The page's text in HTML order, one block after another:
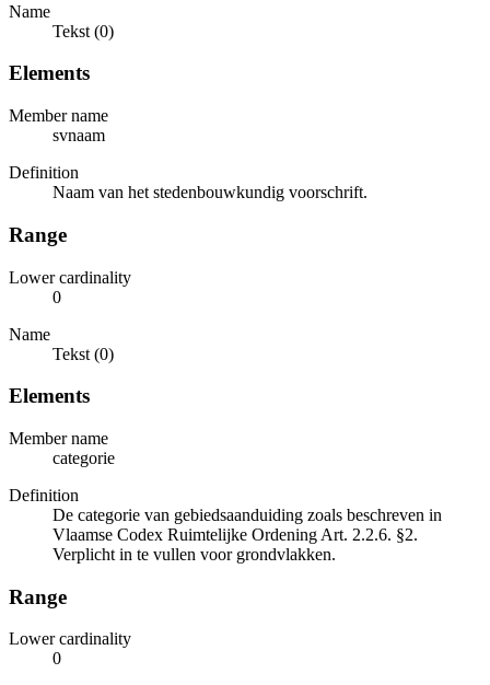
Name
Tekst (0)
Elements
Member name
svnaam
Definition
Naam van het stedenbouwkundig voorschrift.
Range
Lower cardinality
0
Name
Tekst (0)
Elements
Member name
categorie
Definition
De categorie van gebiedsaanduiding zoals beschreven in
Vlaamse Codex Ruimtelijke Ordening Art. 2.2.6. §2.
Verplicht in te vullen voor grondvlakken.
Range
Lower cardinality
0